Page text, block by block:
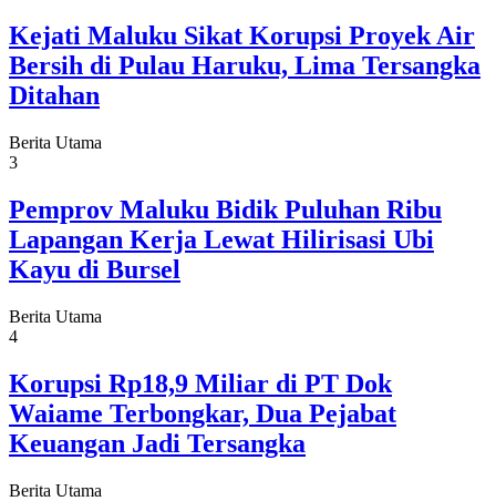
Kejati Maluku Sikat Korupsi Proyek Air
Bersih di Pulau Haruku, Lima Tersangka
Ditahan
Berita Utama
3
Pemprov Maluku Bidik Puluhan Ribu
Lapangan Kerja Lewat Hilirisasi Ubi
Kayu di Bursel
Berita Utama
4
Korupsi Rp18,9 Miliar di PT Dok
Waiame Terbongkar, Dua Pejabat
Keuangan Jadi Tersangka
Berita Utama